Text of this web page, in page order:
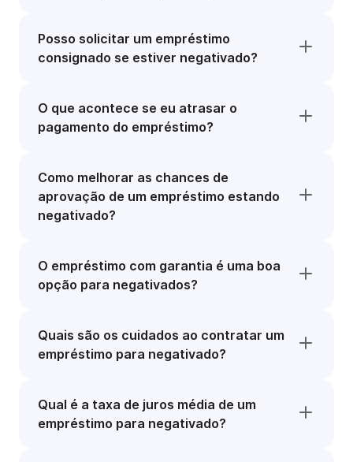
Posso solicitar um empréstimo
consignado se estiver negativado?
O que acontece se eu atrasar o
pagamento do empréstimo?
Como melhorar as chances de
aprovação de um empréstimo estando
negativado?
O empréstimo com garantia é uma boa
opção para negativados?
Quais são os cuidados ao contratar um
empréstimo para negativado?
Qual é a taxa de juros média de um
empréstimo para negativado?